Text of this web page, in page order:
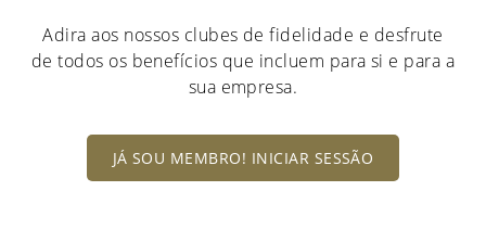
Adira aos nossos clubes de fidelidade e desfrute
de todos os benefícios que incluem para si e para a
sua empresa.
JÁ SOU MEMBRO! INICIAR SESSÃO